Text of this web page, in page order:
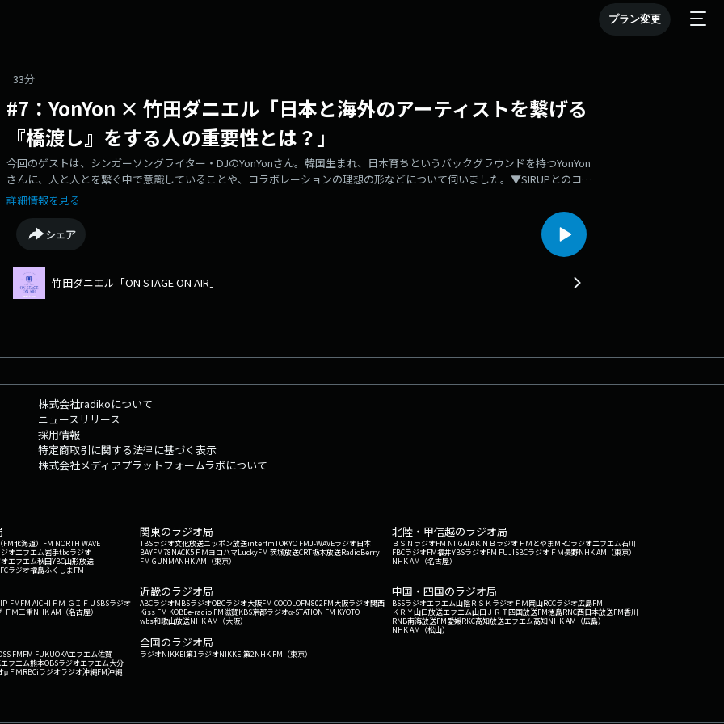
プラン変更
33分
#7：YonYon × 竹田ダニエル「日本と海外のアーティストを繋げる
『橋渡し』をする人の重要性とは？」
今回のゲストは、シンガーソングライター・DJのYonYonさん。韓国生まれ、日本育ちというバックグラウンドを持つYonYon
さんに、人と人とを繋ぐ中で意識していることや、コラボレーションの理想の形などについて伺いました。▼SIRUPとのコラ
ボレーション、これまでのキャリア▼(YonYonの活動は)友達の音楽をいろんな人に聴いてもらうための活動▼要はミュージシ
ャンたちのオタク▼グローバル化が進む韓国の音楽業界、国全体として海外進出という強い意識がある▼韓国で音楽を生業に
選ぶ人たちの覚悟▼大学時代に韓国へ留学、インディペンデントアーティストとの出会い▼インディペンデントアーティスト
の中にも素晴らしい人たちがたくさんいる、知らないままいるのは勿体無い！▼韓国・日本のアーティストとYonYonの3人で
楽曲を制作する、「The Link」プロジェクトを立ち上げ▼たくさんの人に音楽を伝えられるようにもっと影響力を。自分自身
にも力を付けていくフェーズになっている▼YonYonと竹田ダニエルの出会い▼ソウル出身のプロデューサー・SSWのSUMIN
と、夜中の韓国で食べた中華料理▼韓国の音楽シーンを支えるSUMIN & Slomとの出会い▼関わる全ての人たちリスペクトが
相談したらいい」みんなのために動いていたら自然とプロモーターになっていた▼自身の楽曲リリースと共に、他のアーティ
にほっこりする▼アーティストとアーティストの間にいる人の重要性▼インタビューもセッションも人と人との親密な関係性
のもとで成り立っている▼「アーティストにとって安心できる場所・人であろう」と意識している▼実は多い？ アーティス
ト同士を無理やり繋げるのは違う▼お互いの音楽シーンのために協力体制をどう作るかを考えないと勿体無い▼お金だけでは
解決できない問題はたくさんある▼YonYonが思う理想のコラボレーション「曲を作る以前に相手がどんな人なのか、リスペ
クトを持って知っていく作業が一番大事」▼「THE GONLAN SONG」を日本語訳ニュアンスを取り入れるための単語探しに奮
闘▼日本語を拍の中に収めるのは至難の業▼SSW YonYonとして、初のアルバムを制作中ー YonYon Information ーYonYon
詳細情報を見る
シェア
竹田ダニエル「ON STAGE ON AIR」
株式会社radikoについて
ニュースリリース
採用情報
特定商取引に関する法律に基づく表示
株式会社メディアプラットフォームラボについて
北海道） FM NORTH WAVE
オエフエム岩手tbcラジオ
エフエム秋田YBC山形放送
ラジオ福島ふくしまFM
関東のラジオ局
TBSラジオ文化放送ニッポン放送interfmTOKYO FMJ-WAVEラジオ日本
BAYFM78NACK5 ＦＭヨコハマLuckyFM 茨城放送CRT栃木放送RadioBerry
FM GUNMANHK AM（東京）
北陸・甲信越のラジオ局
ＢＳＮラジオFM NIIGATAＫＮＢラジオ ＦＭとやまMROラジオエフエム石川
FBCラジオFM福井YBSラジオFM FUJISBCラジオ ＦＭ長野NHK AM（東京）
NHK AM（名古屋）
FMFM AICHI ＦＭ ＧＩＦＵ SBSラジオ
ＦＭ三重NHK AM（名古屋）
近畿のラジオ局
ABCラジオMBSラジオOBCラジオ大阪FM COCOLOFM802FM大阪ラジオ関西
Kiss FM KOBEe-radio FM滋賀KBS京都ラジオα-STATION FM KYOTO
wbs和歌山放送NHK AM（大阪）
中国・四国のラジオ局
BSSラジオエフエム山陰ＲＳＫラジオ ＦＭ岡山RCCラジオ広島FM
ＫＲＹ山口放送エフエム山口 ＪＲＴ四国放送FM徳島RNC西日本放送FM香川
RNB南海放送FM愛媛RKC高知放送エフエム高知NHK AM（広島）
NHK AM（松山）
FMFM FUKUOKAエフエム佐賀
フエム熊本OBSラジオエフエム大分
μＦＭRBCiラジオラジオ沖縄FM沖縄
全国のラジオ局
ラジオNIKKEI第1ラジオNIKKEI第2NHK FM（東京）